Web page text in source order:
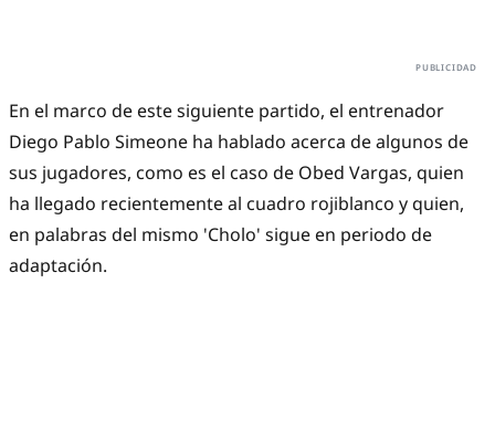
En el marco de este siguiente partido, el entrenador
Diego Pablo Simeone ha hablado acerca de algunos de
sus jugadores, como es el caso de Obed Vargas, quien
ha llegado recientemente al cuadro rojiblanco y quien,
en palabras del mismo 'Cholo' sigue en periodo de
adaptación.